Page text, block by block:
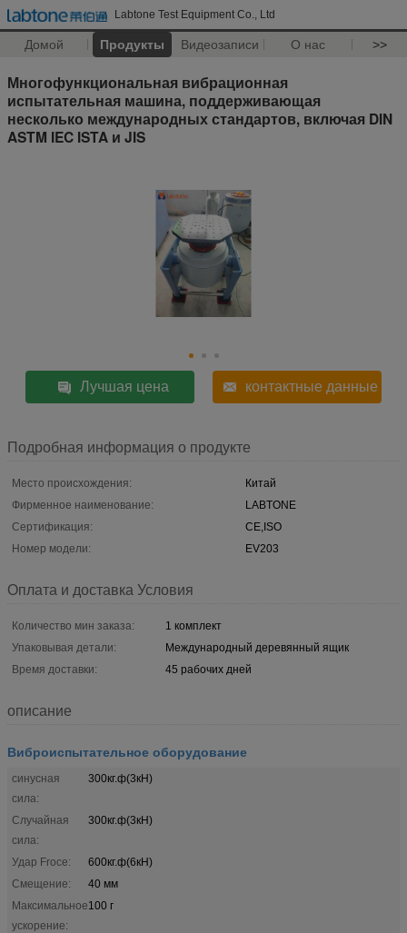
Labtone Test Equipment Co., Ltd
Домой Продукты Видеозаписи О нас >>
Многофункциональная вибрационная
испытательная машина, поддерживающая
несколько международных стандартов, включая DIN
ASTM IEC ISTA и JIS
Лучшая цена контактные данные
Подробная информация о продукте
Место происхождения:
Китай
Фирменное наименование:
LABTONE
Сертификация:
CE,ISO
Номер модели:
EV203
Оплата и доставка Условия
Количество мин заказа:
1 комплект
Упаковывая детали:
Международный деревянный ящик
Время доставки:
45 рабочих дней
описание
Виброиспытательное оборудование
синусная
сила:
300кг.ф(3кН)
Случайная
сила:
300кг.ф(3кН)
Удар Froce:
600кг.ф(6кН)
Смещение:
40 мм
Максимальное
ускорение:
100 г